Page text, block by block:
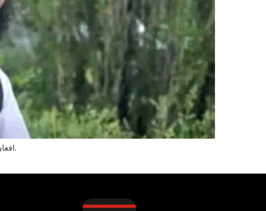
افغان طالبان جي انٽيليجنس ايجنسي جي سربراھ عبدالحق واثق جو معاون ڪابل ۾ ٿيل هڪ ڌماڪي ۾ مارجي ويو.